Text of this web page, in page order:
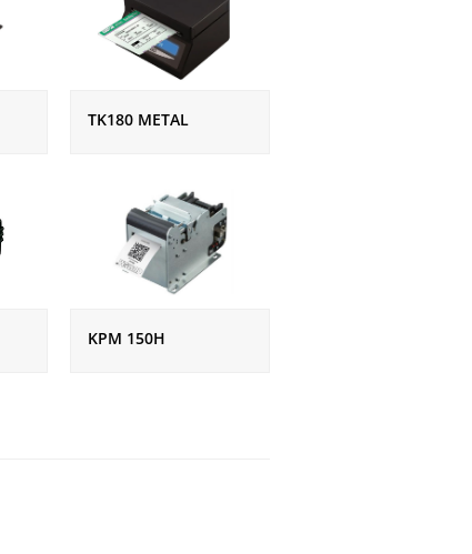
TK180 METAL
KPM 150H